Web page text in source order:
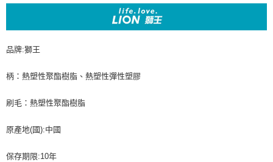
品牌:獅王
柄：熱塑性聚酯樹脂、熱塑性彈性塑膠
刷毛：熱塑性聚酯樹脂
原產地(國):中國
保存期限:10年